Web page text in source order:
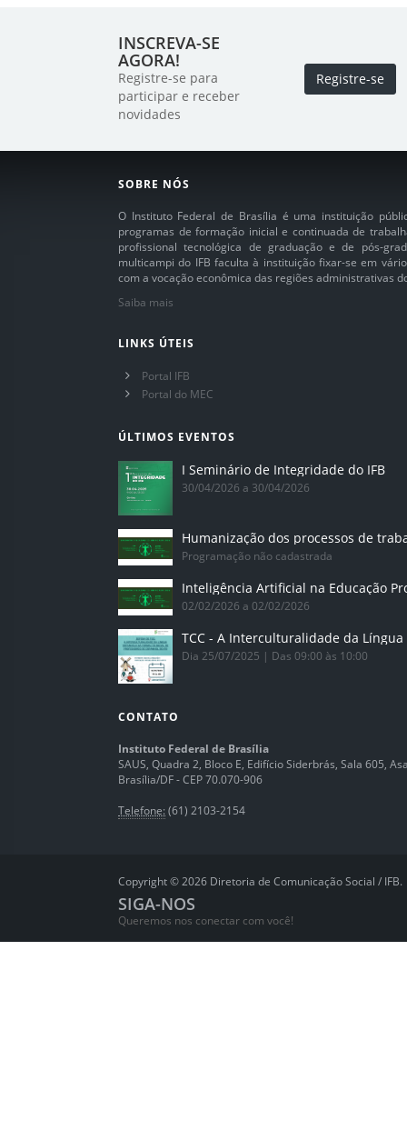
INSCREVA-SE
AGORA!
Registre-se para
participar e receber
novidades
Registre-se
SOBRE NÓS
O Instituto Federal de Brasília é uma instituição
programas de formação inicial e continuada de
profissional tecnológica de graduação e de pós-
multicampi do IFB faculta à instituição fixar-se em
com a vocação econômica das regiões administrativas
Saiba mais
LINKS ÚTEIS
Portal IFB
Portal do MEC
ÚLTIMOS EVENTOS
I Seminário de Integridade do IFB
30/04/2026 a 30/04/2026
Humanização dos processos de
Programação não cadastrada
02/02/2026 a 02/02/2026
Dia 25/07/2025 | Das 09:00 às 10:00
CONTATO
Instituto Federal de Brasília
SAUS, Quadra 2, Bloco E, Edifício Siderbrás, Sala 605,
Brasília/DF - CEP 70.070-906
Telefone: (61) 2103-2154
Copyright © 2026 Diretoria de Comunicação Social / IFB.
SIGA-NOS
Queremos nos conectar com você!